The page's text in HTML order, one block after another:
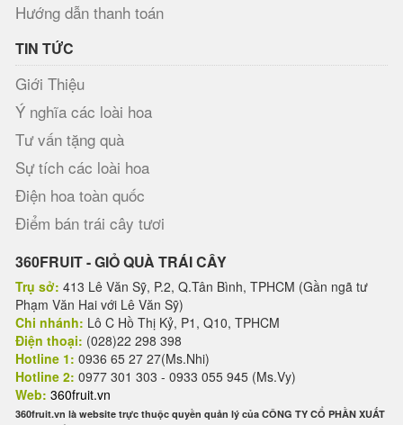
Hướng dẫn thanh toán
TIN TỨC
Giới Thiệu
Ý nghĩa các loài hoa
Tư vấn tặng quà
Sự tích các loài hoa
Điện hoa toàn quốc
Điểm bán trái cây tươi
360FRUIT - GIỎ QUÀ TRÁI CÂY
Trụ sở: 413 Lê Văn Sỹ, P.2, Q.Tân Bình, TPHCM (Gần ngã tư
Phạm Văn Hai với Lê Văn Sỹ)
Chi nhánh: Lô C Hồ Thị Kỷ, P1, Q10, TPHCM
Điện thoại: (028)22 298 398
Hotline 1: 0936 65 27 27(Ms.Nhi)
Hotline 2: 0977 301 303 - 0933 055 945 (Ms.Vy)
Web: 360fruit.vn
360fruit.vn là website trực thuộc quyền quản lý của CÔNG TY CỔ PHẦN XUẤT